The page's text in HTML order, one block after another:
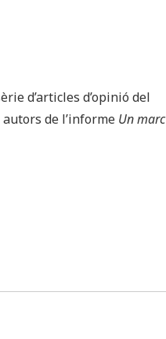
d’articles d’opinió del
de l’informe Un marc